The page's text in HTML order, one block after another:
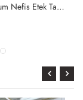
Haki Premium Nefis Etek Takım Tesettür Giyim Haki